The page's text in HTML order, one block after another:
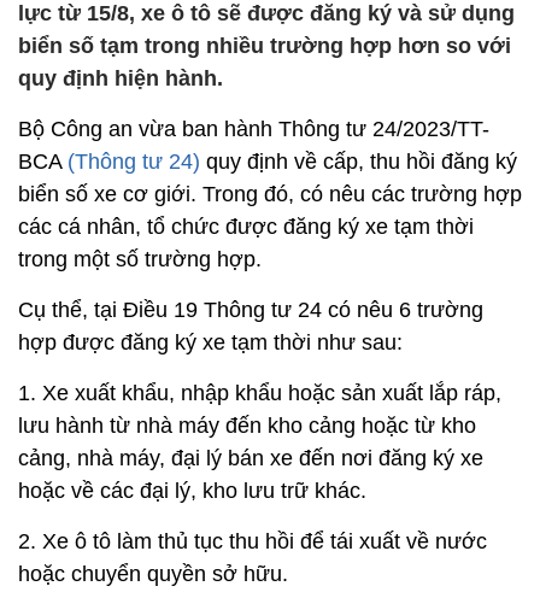
lực từ 15/8, xe ô tô sẽ được đăng ký và sử dụng
biển số tạm trong nhiều trường hợp hơn so với
quy định hiện hành.
Bộ Công an vừa ban hành Thông tư 24/2023/TT-
BCA (Thông tư 24) quy định về cấp, thu hồi đăng ký
biển số xe cơ giới. Trong đó, có nêu các trường hợp
các cá nhân, tổ chức được đăng ký xe tạm thời
trong một số trường hợp.
Cụ thể, tại Điều 19 Thông tư 24 có nêu 6 trường
hợp được đăng ký xe tạm thời như sau:
1. Xe xuất khẩu, nhập khẩu hoặc sản xuất lắp ráp,
lưu hành từ nhà máy đến kho cảng hoặc từ kho
cảng, nhà máy, đại lý bán xe đến nơi đăng ký xe
hoặc về các đại lý, kho lưu trữ khác.
2. Xe ô tô làm thủ tục thu hồi để tái xuất về nước
hoặc chuyển quyền sở hữu.